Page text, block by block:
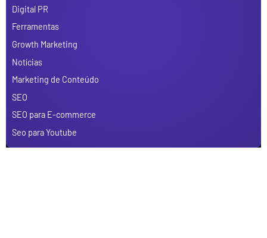
Digital PR
Ferramentas
Growth Marketing
Notícias
Marketing de Conteúdo
SEO
SEO para E-commerce
Seo para Youtube